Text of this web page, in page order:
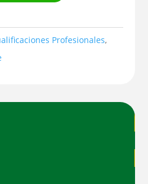
Profesionales,